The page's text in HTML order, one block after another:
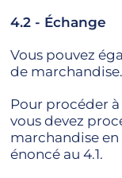
4.2 - Échange
Vous pouvez
de marchandise.
Pour procéder
vous devez
marchandise
énoncé au 4.1.